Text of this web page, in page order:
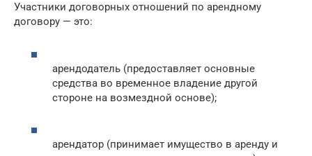
Участники договорных отношений по арендному
договору — это:
арендодатель (предоставляет основные
средства во временное владение другой
стороне на возмездной основе);
арендатор (принимает имущество в аренду и